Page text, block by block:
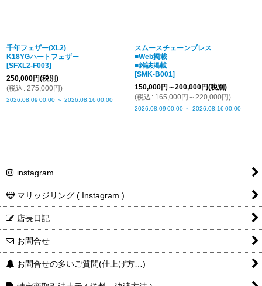
千年フェザー(XL2)
K18YGハートフェザー
[SFXL2-F003]
250,000円(税別)
(税込 : 275,000円)
2026.08.09 00:00 ～ 2026.08.16 00:00
スムースチェーンブレス
■Web掲載
■雑誌掲載
[SMK-B001]
150,000円 ～200,000円(税別)
(税込 : 165,000円 ～220,000円)
2026.08.09 00:00 ～ 2026.08.16 00:00
instagram
マリッジリング ( Instagram )
店長日記
お問合せ
お問合せの多いご質問(仕上げ方…)